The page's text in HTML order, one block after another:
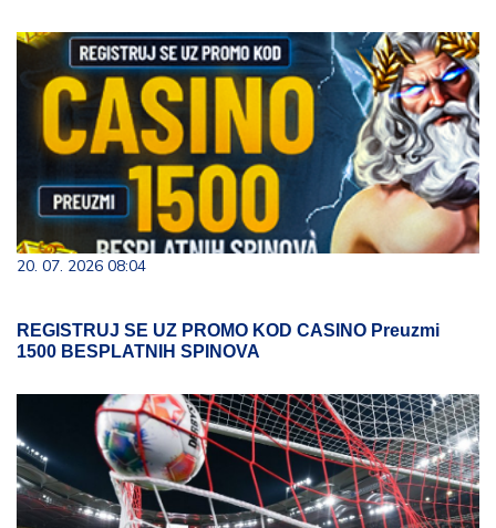
20. 07. 2026 08:04
REGISTRUJ SE UZ PROMO KOD CASINO Preuzmi
1500 BESPLATNIH SPINOVA